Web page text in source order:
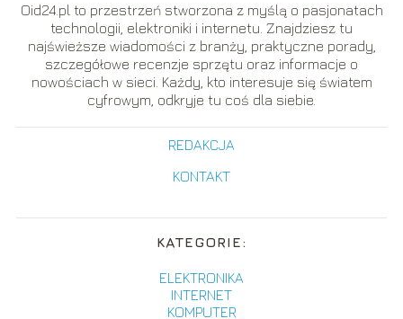
Oid24.pl to przestrzeń stworzona z myślą o pasjonatach
technologii, elektroniki i internetu. Znajdziesz tu
najświeższe wiadomości z branży, praktyczne porady,
szczegółowe recenzje sprzętu oraz informacje o
nowościach w sieci. Każdy, kto interesuje się światem
cyfrowym, odkryje tu coś dla siebie.
REDAKCJA
KONTAKT
KATEGORIE:
ELEKTRONIKA
INTERNET
KOMPUTER